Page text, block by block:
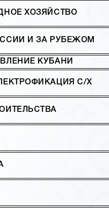
ХОЗЯЙСТВО
И ЗА РУБЕЖОМ
КУБАНИ
С/Х